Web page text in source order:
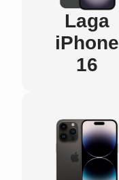
Laga
iPhone
16